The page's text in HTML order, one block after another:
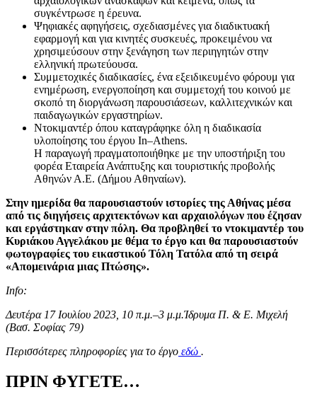
συγκέντρωσε η έρευνα.
Ψηφιακές αφηγήσεις, σχεδιασμένες για διαδικτυακή
εφαρμογή και για κινητές συσκευές, προκειμένου να
χρησιμεύσουν στην ξενάγηση των περιηγητών στην
ελληνική πρωτεύουσα.
Συμμετοχικές διαδικασίες, ένα εξειδικευμένο φόρουμ για
ενημέρωση, ενεργοποίηση και συμμετοχή του κοινού με
σκοπό τη διοργάνωση παρουσιάσεων, καλλιτεχνικών και
παιδαγωγικών εργαστηρίων.
Ντοκιμαντέρ όπου καταγράφηκε όλη η διαδικασία
υλοποίησης του έργου In–Athens.
Η παραγωγή πραγματοποιήθηκε με την υποστήριξη του
φορέα Εταιρεία Ανάπτυξης και τουριστικής προβολής
Αθηνών Α.Ε. (Δήμου Αθηναίων).
Στην ημερίδα θα παρουσιαστούν ιστορίες της Αθήνας μέσα
από τις διηγήσεις αρχιτεκτόνων και αρχαιολόγων που έζησαν
και εργάστηκαν στην πόλη. Θα προβληθεί το ντοκιμαντέρ του
Κυριάκου Αγγελάκου με θέμα το έργο και θα παρουσιαστούν
φωτογραφίες του εικαστικού Τόλη Τατόλα από τη σειρά
«Απομεινάρια μιας Πτώσης».
Info:
Δευτέρα 17 Ιουλίου 2023, 10 π.μ.–3 μ.μ.Ίδρυμα Π. & Ε. Μιχελή
(Βασ. Σοφίας 79)
Περισσότερες πληροφορίες για το έργο εδώ .
ΠΡΙΝ ΦΥΓΕΤΕ…